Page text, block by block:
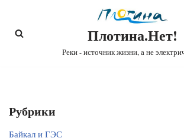
Перейти
Плотина.Нет!
Реки - источник жизни, а не
Рубрики
Байкал и ГЭС